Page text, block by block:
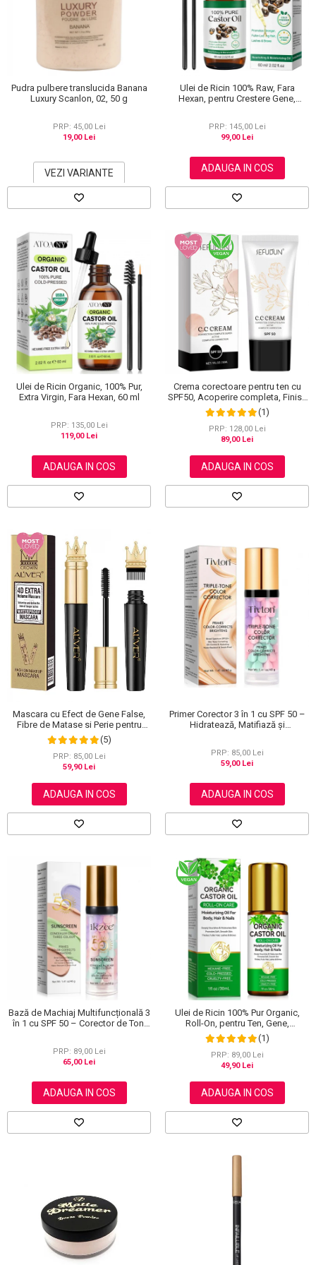
Scrub / Balsam de buze
Netestate pe Animale
Pudra pulbere translucida Banana
Luxury Scanlon, 02, 50 g
PRP: 45,00 Lei
19,00 Lei
VEZI VARIANTE
Ulei de Ricin 100% Raw, Fara
Hexan, pentru Crestere Gene,
PRP: 145,00 Lei
99,00 Lei
ADAUGA IN COS
Ulei de Ricin Organic, 100% Pur,
Extra Virgin, Fara Hexan, 60 ml
PRP: 135,00 Lei
119,00 Lei
ADAUGA IN COS
Crema corectoare pentru ten cu
SPF50, Acoperire completa, Finish
mat, Rezistenta, Anti Roseata, CC
Cream Sefudun, 30 ml
(1)
PRP: 128,00 Lei
89,00 Lei
ADAUGA IN COS
Mascara cu Efect de Gene False,
Fibre de Matase si Perie pentru
Curbare, Aliver 4D Extra Volume,
Waterproof, Negru,10 g
(5)
PRP: 85,00 Lei
59,90 Lei
ADAUGA IN COS
Primer Corector 3 în 1 cu SPF 50 –
Hidratează, Matifiază și
PRP: 85,00 Lei
59,00 Lei
ADAUGA IN COS
Bază de Machiaj Multifuncțională 3
în 1 cu SPF 50 – Corector de Ton,
PRP: 89,00 Lei
65,00 Lei
ADAUGA IN COS
Ulei de Ricin 100% Pur Organic,
Roll-On, pentru Ten, Gene,
Sprancene, Unghii, 30 ml
(1)
PRP: 89,00 Lei
49,90 Lei
ADAUGA IN COS